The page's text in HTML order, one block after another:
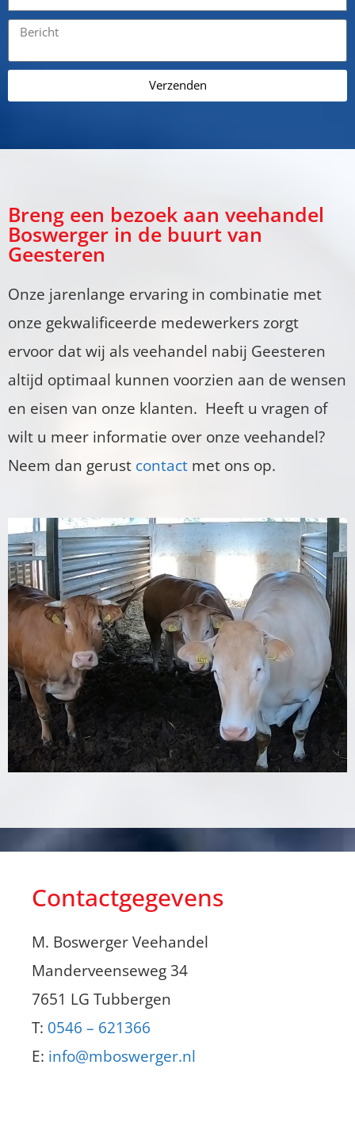
Verzenden
Breng een bezoek aan veehandel
Boswerger in de buurt van
Geesteren
Onze jarenlange ervaring in combinatie met
onze gekwalificeerde medewerkers zorgt
ervoor dat wij als veehandel nabij Geesteren
altijd optimaal kunnen voorzien aan de wensen
en eisen van onze klanten. Heeft u vragen of
wilt u meer informatie over onze veehandel?
Neem dan gerust contact met ons op.
Contactgegevens
M. Boswerger Veehandel
Manderveenseweg 34
7651 LG Tubbergen
T: 0546 – 621366
E: info@mboswerger.nl